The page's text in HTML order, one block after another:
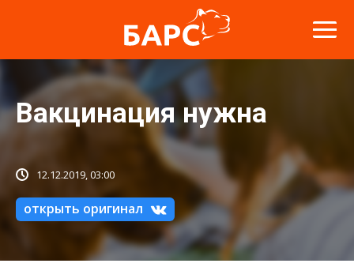
Вакцинация нужна
12.12.2019, 03:00
открыть оригинал